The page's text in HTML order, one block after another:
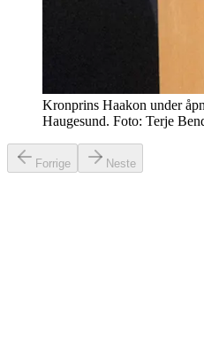
Kronprins Haakon under
Haugesund. Foto: Terje
Forrige Neste